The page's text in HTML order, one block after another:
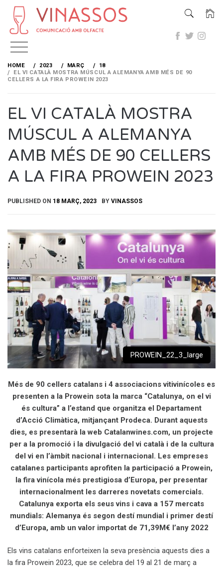
Skip
content
HOME 2023 MARÇ
18
EL VI CATALÀ MOSTRA MÚSCUL A ALEMANYA AMB MÉS DE 90
CELLERS A LA FIRA PROWEIN 2023
EL VI CATALÀ MOSTRA
MÚSCUL A ALEMANYA
AMB MÉS DE 90 CELLERS
A LA FIRA PROWEIN 2023
PUBLISHED ON 18 MARÇ, 2023 BY VINASSOS
PROWEIN_22_3_large
Més de 90 cellers catalans i 4 associacions vitivinícoles es
presenten a la Prowein sota la marca “Catalunya, on el vi
és cultura” a l’estand que organitza el Departament
d’Acció Climàtica, mitjançant Prodeca. Durant aquests
dies, es presentarà la web Catalanwines.com, un projecte
per a la promoció i la divulgació del vi català i de la cultura
del vi en l’àmbit nacional i internacional. Les empreses
catalanes participants aprofiten la participació a Prowein,
la fira vinícola més prestigiosa d’Europa, per presentar
internacionalment les darreres novetats comercials.
Catalunya exporta els seus vins i cava a 157 mercats
mundials: Alemanya és segon destí mundial i primer destí
d’Europa, amb un valor importat de 71,39M€ l’any 2022
Els vins catalans enforteixen la seva presència aquests dies a
la fira Prowein 2023, que se celebra del 19 al 21 de març a